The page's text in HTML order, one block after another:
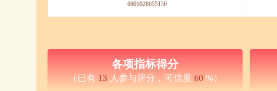
6901028055130
各项指标得分
（已有 13人参与评分，可信度 60%）